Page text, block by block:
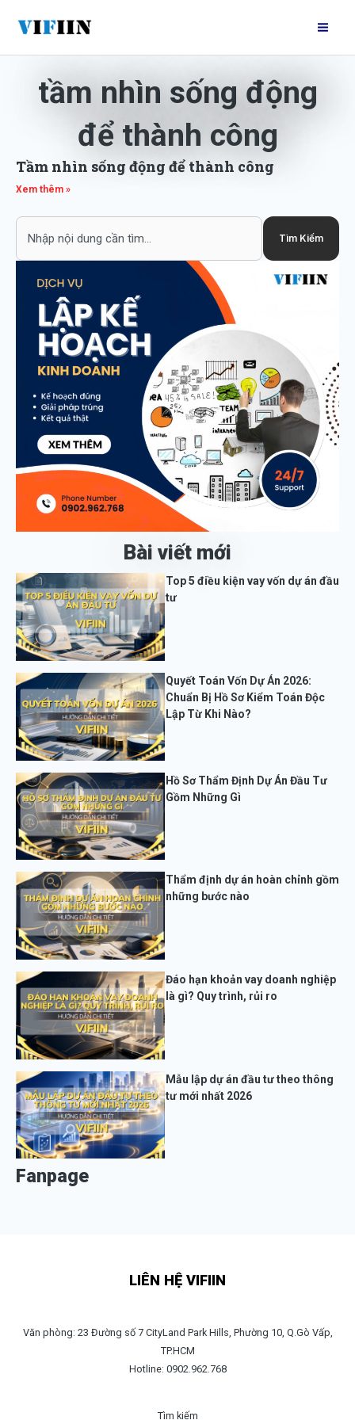
nội
tầm nhìn sống động
để thành công
Tầm nhìn sống động để thành công
Xem thêm »
Tìm Kiếm
Bài viết mới
Top 5 điều kiện vay vốn dự án đầu
tư
Quyết Toán Vốn Dự Án 2026:
Chuẩn Bị Hồ Sơ Kiểm Toán Độc
Lập Từ Khi Nào?
Hồ Sơ Thẩm Định Dự Án Đầu Tư
Gồm Những Gì
Thẩm định dự án hoàn chỉnh gồm
những bước nào
Đáo hạn khoản vay doanh nghiệp
là gì? Quy trình, rủi ro
Mẫu lập dự án đầu tư theo thông
tư mới nhất 2026
Fanpage
LIÊN HỆ VIFIIN
Văn phòng: 23 Đường số 7 CityLand Park Hills, Phường 10, Q.Gò Vấp,
TP.HCM
Hotline: 0902.962.768
Tìm kiếm